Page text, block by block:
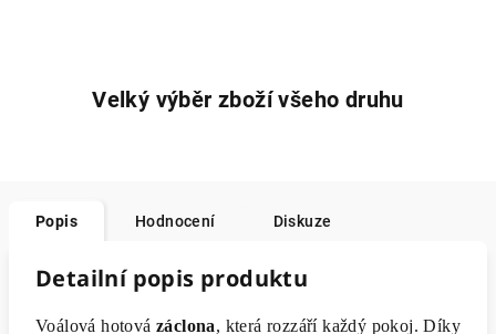
Velký výběr zboží všeho druhu
Popis Hodnocení Diskuze
Detailní popis produktu
Voálová hotová záclona, která rozzáří každý pokoj. Díky